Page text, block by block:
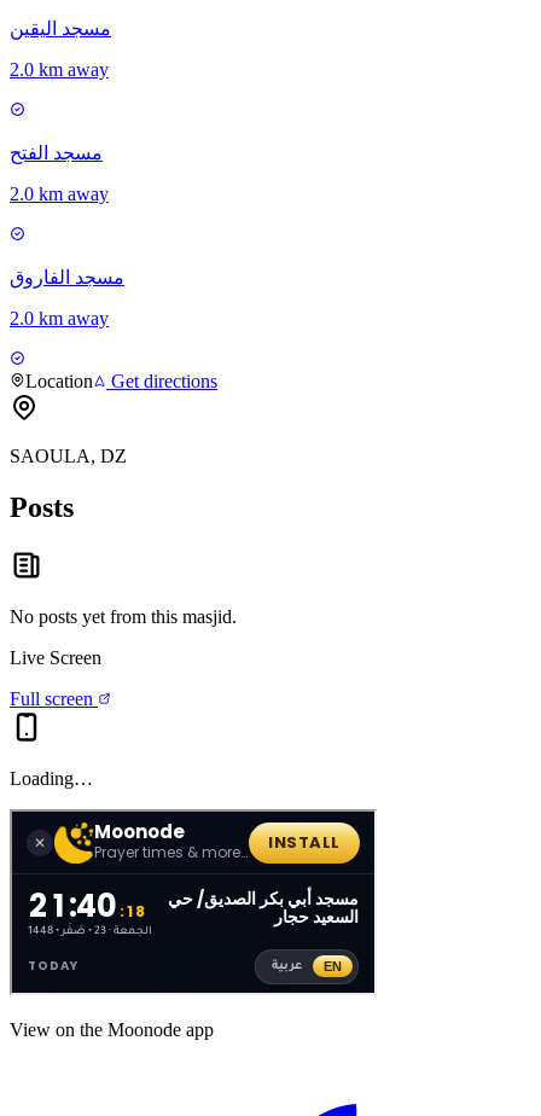
مسجد اليقين
2.0 km away
مسجد الفتح
2.0 km away
مسجد الفاروق
2.0 km away
Location Get directions
SAOULA, DZ
Posts
No posts yet from this masjid.
Live Screen
Full screen
Loading…
View on the Moonode app